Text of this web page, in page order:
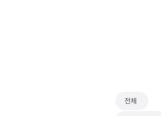
전체